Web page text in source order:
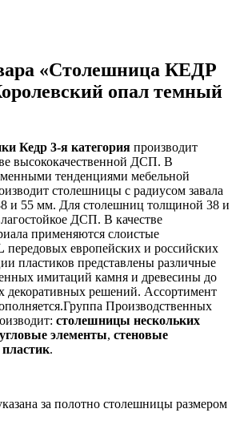
«Столешница КЕДР
опал темный
Кедр 3-я категория производит
высококачественной ДСП. В
тенденциями мебельной
столешницы с радиусом завала
и 55 мм. Для столешниц толщиной 38 и
ДСП. В качестве
применяются слоистые
передовых европейских и российских
пластиков представлены различные
имитаций камня и древесины до
декоративных решений. Ассортимент
Производственных
столешницы нескольких
угловые элементы, стеновые
.
за полотно столешницы размером